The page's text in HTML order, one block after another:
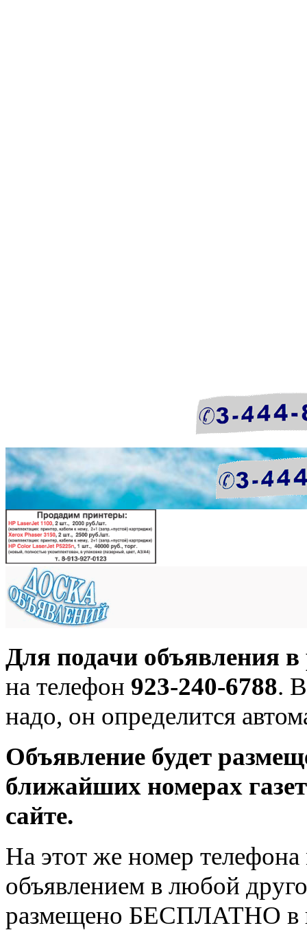
Для подачи объявления в
на телефон 923-240-6788.
надо, он определится
Объявление будет
ближайших номерах
сайте.
На этот же номер
объявлением в любой
размещено БЕСПЛАТНО в